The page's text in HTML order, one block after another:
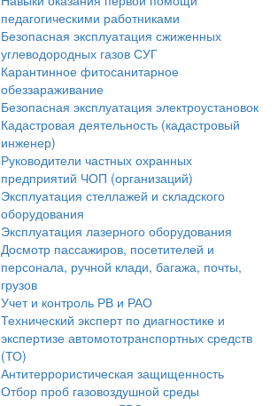
педагогическими работниками
Безопасная эксплуатация сжиженных
углеводородных газов СУГ
Карантинное фитосанитарное
обеззараживание
Безопасная эксплуатация электроустановок
Кадастровая деятельность (кадастровый
инженер)
Руководители частных охранных
предприятий ЧОП (организаций)
Эксплуатация стеллажей и складского
оборудования
Эксплуатация лазерного оборудования
Досмотр пассажиров, посетителей и
персонала, ручной клади, багажа, почты,
грузов
Учет и контроль РВ и РАО
Технический эксперт по диагностике и
экспертизе автомототранспортных средств
(ТО)
Антитеррористическая защищенность
Отбор проб газовоздушной среды